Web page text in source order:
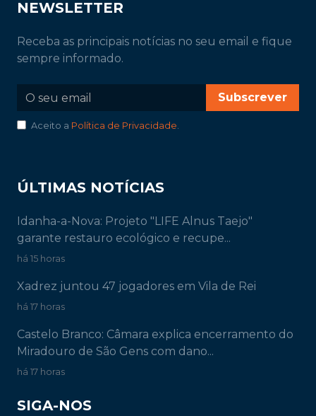
NEWSLETTER
Receba as principais notícias no seu email e fique
sempre informado.
Subscrever
Aceito a Política de Privacidade.
ÚLTIMAS NOTÍCIAS
Idanha-a-Nova: Projeto "LIFE Alnus Taejo"
garante restauro ecológico e recupe...
há 15 horas
Xadrez juntou 47 jogadores em Vila de Rei
há 17 horas
Castelo Branco: Câmara explica encerramento do
Miradouro de São Gens com dano...
há 17 horas
SIGA-NOS